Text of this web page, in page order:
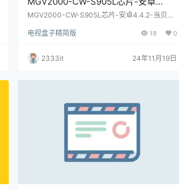
4.4.2-当贝桌面免拆卡刷固件包(内有
MGV2000-CW-S905L芯片-安卓4.4.2-当贝桌
电视盒子精简版
18 0
2333it 24年11月19日